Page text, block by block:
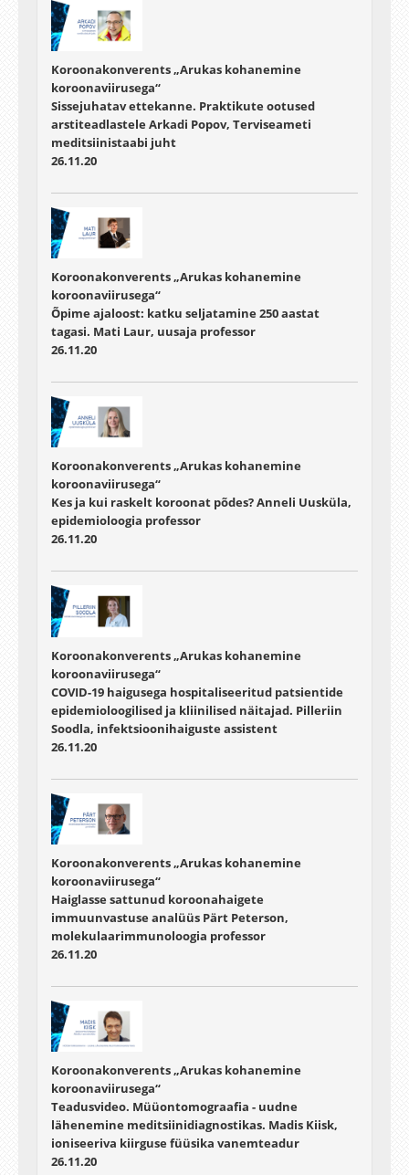
Koroonakonverents „Arukas kohanemine
koroonaviirusega“
Sissejuhatav ettekanne. Praktikute ootused
arstiteadlastele Arkadi Popov, Terviseameti
meditsiinistaabi juht
26.11.20
Koroonakonverents „Arukas kohanemine
koroonaviirusega“
Õpime ajaloost: katku seljatamine 250 aastat
tagasi. Mati Laur, uusaja professor
26.11.20
Koroonakonverents „Arukas kohanemine
koroonaviirusega“
Kes ja kui raskelt koroonat põdes? Anneli Uusküla,
epidemioloogia professor
26.11.20
Koroonakonverents „Arukas kohanemine
koroonaviirusega“
COVID-19 haigusega hospitaliseeritud patsientide
epidemioloogilised ja kliinilised näitajad. Pilleriin
Soodla, infektsioonihaiguste assistent
26.11.20
Koroonakonverents „Arukas kohanemine
koroonaviirusega“
Haiglasse sattunud koroonahaigete
immuunvastuse analüüs Pärt Peterson,
molekulaarimmunoloogia professor
26.11.20
Koroonakonverents „Arukas kohanemine
koroonaviirusega“
Teadusvideo. Müüontomograafia - uudne
lähenemine meditsiinidiagnostikas. Madis Kiisk,
ioniseeriva kiirguse füüsika vanemteadur
26.11.20